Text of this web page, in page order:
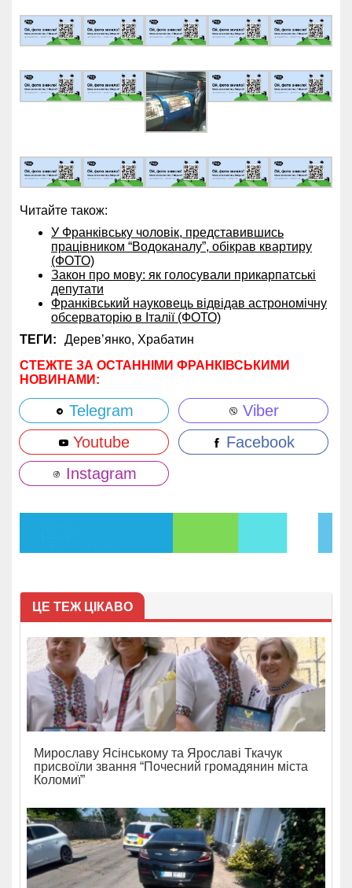
Читайте також:
У Франківську чоловік, представившись
працівником “Водоканалу”, обікрав квартиру
(ФОТО)
Закон про мову: як голосували прикарпатські
депутати
Франківський науковець відвідав астрономічну
обсерваторію в Італії (ФОТО)
ТЕГИ:
Дерев’янко, Храбатин
СТЕЖТЕ ЗА ОСТАННІМИ ФРАНКІВСЬКИМИ
НОВИНАМИ:
Telegram
Viber
Youtube
Facebook
Instagram
ЦЕ ТЕЖ ЦІКАВО
Мирославу Ясінському та Ярославі Ткачук
присвоїли звання “Почесний громадянин міста
Коломиї”